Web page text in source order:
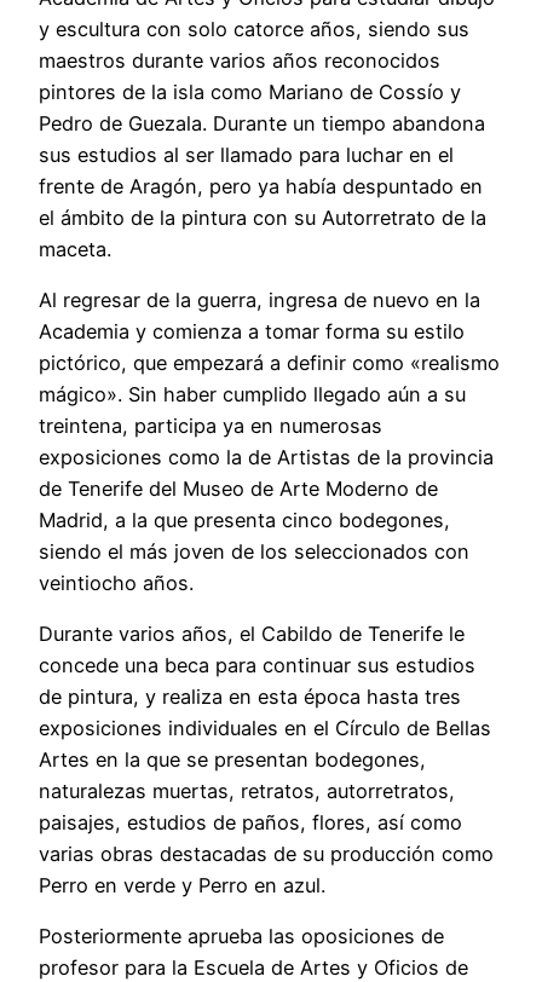
y escultura con solo catorce años, siendo sus
maestros durante varios años reconocidos
pintores de la isla como Mariano de Cossío y
Pedro de Guezala. Durante un tiempo abandona
sus estudios al ser llamado para luchar en el
frente de Aragón, pero ya había despuntado en
el ámbito de la pintura con su Autorretrato de la
maceta.
Al regresar de la guerra, ingresa de nuevo en la
Academia y comienza a tomar forma su estilo
pictórico, que empezará a definir como «realismo
mágico». Sin haber cumplido llegado aún a su
treintena, participa ya en numerosas
exposiciones como la de Artistas de la provincia
de Tenerife del Museo de Arte Moderno de
Madrid, a la que presenta cinco bodegones,
siendo el más joven de los seleccionados con
veintiocho años.
Durante varios años, el Cabildo de Tenerife le
concede una beca para continuar sus estudios
de pintura, y realiza en esta época hasta tres
exposiciones individuales en el Círculo de Bellas
Artes en la que se presentan bodegones,
naturalezas muertas, retratos, autorretratos,
paisajes, estudios de paños, flores, así como
varias obras destacadas de su producción como
Perro en verde y Perro en azul.
Posteriormente aprueba las oposiciones de
profesor para la Escuela de Artes y Oficios de